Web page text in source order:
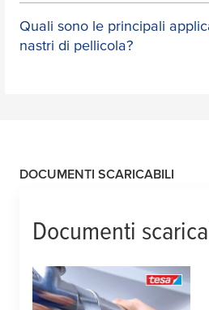
Quali sono le principali
nastri di pellicola?
DOCUMENTI SCARICABILI
Documenti